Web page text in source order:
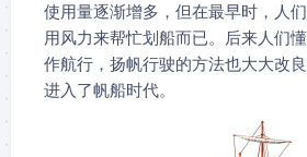
使用量逐渐增多，但在最早时，人
用风力来帮忙划船而已。后来人们
作航行，扬帆行驶的方法也大大改
进入了帆船时代。